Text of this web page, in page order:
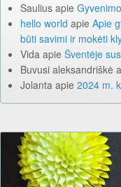
Saulius apie
hello world apie Apie
būti savimi ir mokėti
Vida apie Šventėje
Buvusi aleksandriškė
Jolanta apie 2024 m.